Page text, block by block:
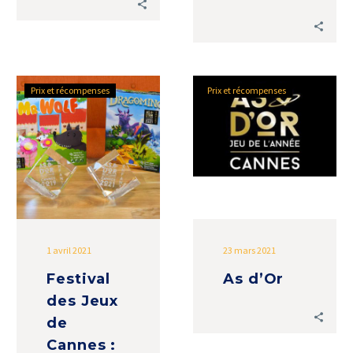
Festival
des
Jeux
de
Cannes
:
la
Récompense
l’As
d’Or
Prix et récompenses
1 avril 2021
Festival
des Jeux
de
Cannes :
d’Or
Prix et récompenses
23 mars 2021
As d’Or